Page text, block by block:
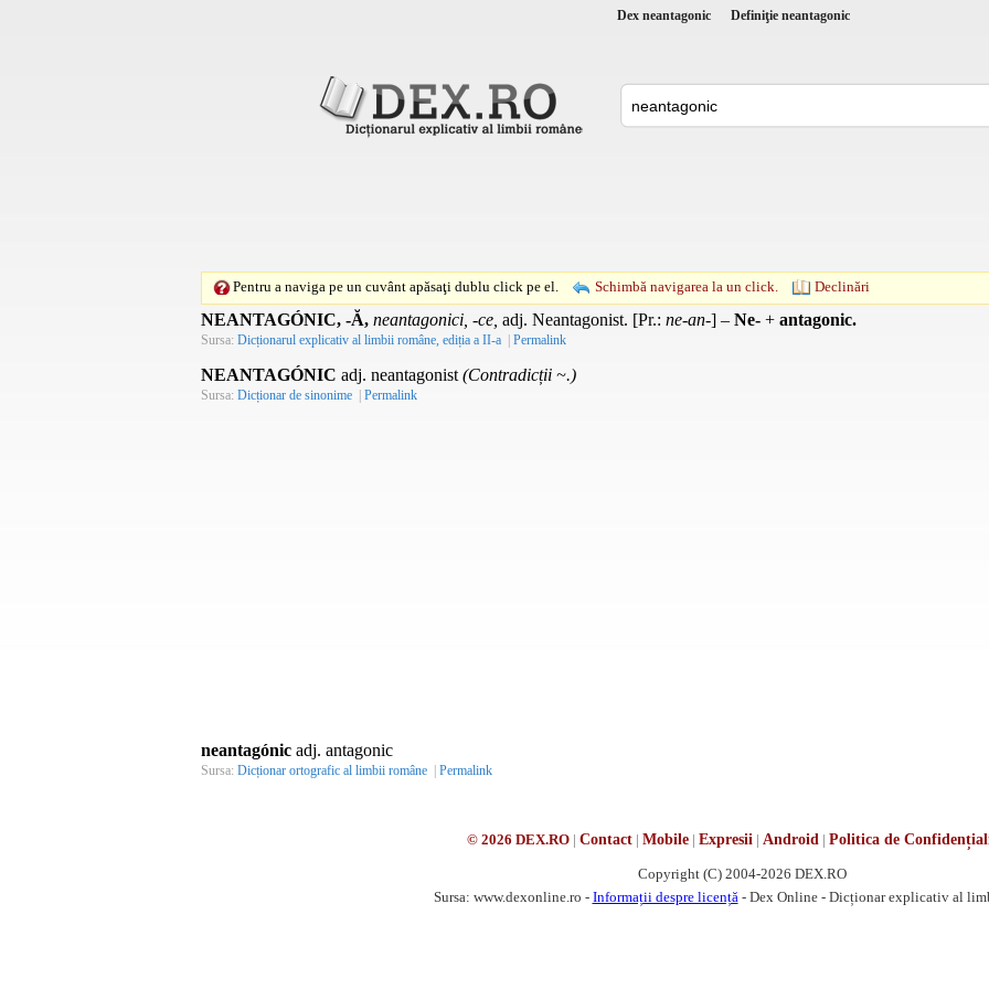
Dex neantagonic Definiţie neantagonic
Pentru a naviga pe un cuvânt apăsaţi dublu click pe el. Schimbă navigarea la un click. Declinări
NEANTAGÓNIC, -Ă, neantagonici, -ce, adj. Neantagonist. [Pr.: ne-an-] – Ne- + antagonic.
Sursa: Dicționarul explicativ al limbii române, ediția a II-a | Permalink
NEANTAGÓNIC adj. neantagonist (Contradicții ~.)
Sursa: Dicționar de sinonime | Permalink
neantagónic adj. antagonic
Sursa: Dicționar ortografic al limbii române | Permalink
© 2026 DEX.RO| Contact| Mobile| Expresii | Android | Politica de
Copyright (C) 2004-2026 DEX.RO
Sursa: www.dexonline.ro - Informații despre licență - Dex Online - Dicționar explicativ al